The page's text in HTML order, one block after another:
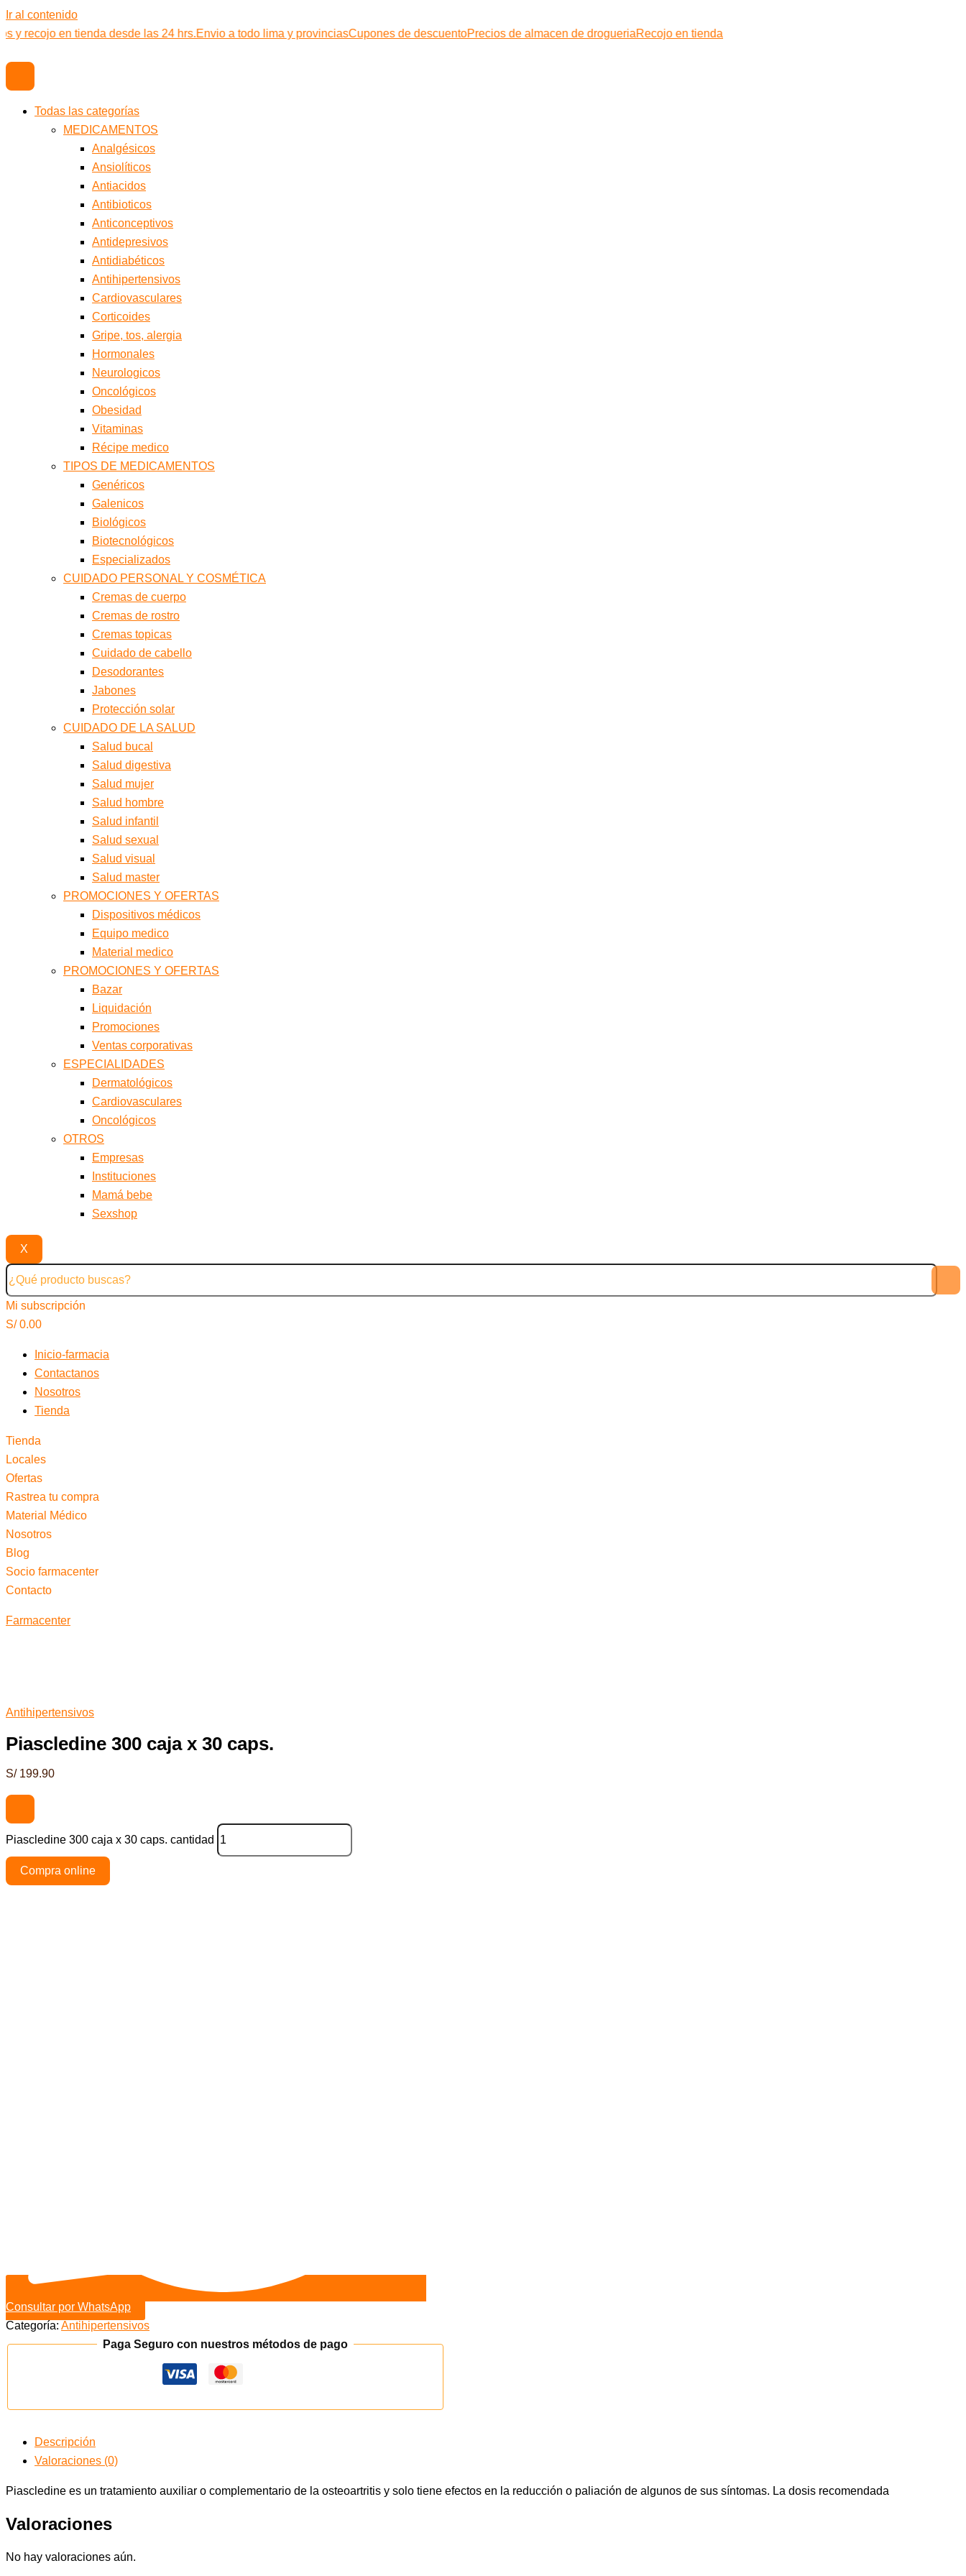
Ir al contenido
y recojo en tienda desde las 24 hrs.Envio a todo lima y provinciasCupones de descuentoPrecios de almacen de drogueriaRecojo en tienda
Todas las categorías
MEDICAMENTOS
Analgésicos
Ansiolíticos
Antiacidos
Antibioticos
Anticonceptivos
Antidepresivos
Antidiabéticos
Antihipertensivos
Cardiovasculares
Corticoides
Gripe, tos, alergia
Hormonales
Neurologicos
Oncológicos
Obesidad
Vitaminas
Récipe medico
TIPOS DE MEDICAMENTOS
Genéricos
Galenicos
Biológicos
Biotecnológicos
Especializados
CUIDADO PERSONAL Y COSMÉTICA
Cremas de cuerpo
Cremas de rostro
Cremas topicas
Cuidado de cabello
Desodorantes
Jabones
Protección solar
CUIDADO DE LA SALUD
Salud bucal
Salud digestiva
Salud mujer
Salud hombre
Salud infantil
Salud sexual
Salud visual
Salud master
PROMOCIONES Y OFERTAS
Dispositivos médicos
Equipo medico
Material medico
PROMOCIONES Y OFERTAS
Bazar
Liquidación
Promociones
Ventas corporativas
ESPECIALIDADES
Dermatológicos
Cardiovasculares
Oncológicos
OTROS
Empresas
Instituciones
Mamá bebe
Sexshop
X
Mi subscripción
S/0.00
Inicio-farmacia
Contactanos
Nosotros
Tienda
Tienda
Locales
Ofertas
Rastrea tu compra
Material Médico
Nosotros
Blog
Socio farmacenter
Contacto
Farmacenter
Antihipertensivos
Piascledine 300 caja x 30 caps.
S/199.90
Piascledine 300 caja x 30 caps. cantidad
Compra online
Consultar por WhatsApp
Categoría: Antihipertensivos
Paga Seguro con nuestros métodos de pago
Descripción
Valoraciones (0)
Piascledine es un tratamiento auxiliar o complementario de la osteoartritis y solo tiene efectos en la reducción o paliación de algunos de sus síntomas. La dosis recomendada
Valoraciones
No hay valoraciones aún.